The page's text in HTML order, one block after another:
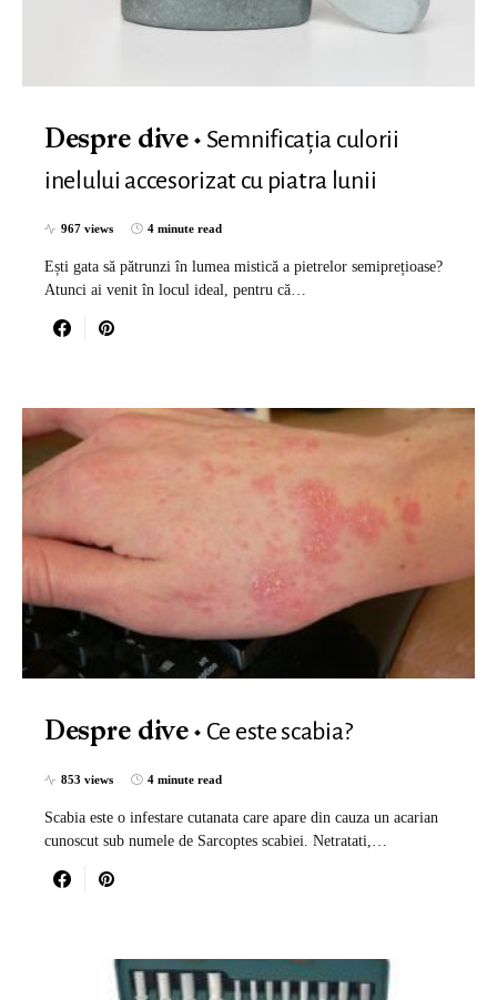
Despre dive
Semnificația culorii
inelului accesorizat cu piatra lunii
967 views 4 minute read
Ești gata să pătrunzi în lumea mistică a pietrelor semiprețioase?
Atunci ai venit în locul ideal, pentru că…
Despre dive Ce este scabia?
853 views 4 minute read
Scabia este o infestare cutanata care apare din cauza un acarian
cunoscut sub numele de Sarcoptes scabiei. Netratati,…